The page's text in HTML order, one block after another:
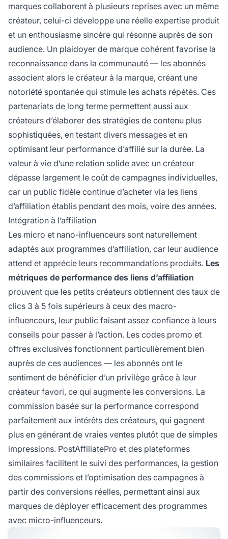
marques collaborent à plusieurs reprises avec un même
créateur, celui-ci développe une réelle expertise produit
et un enthousiasme sincère qui résonne auprès de son
audience. Un plaidoyer de marque cohérent favorise la
reconnaissance dans la communauté — les abonnés
associent alors le créateur à la marque, créant une
notoriété spontanée qui stimule les achats répétés. Ces
partenariats de long terme permettent aussi aux
créateurs d’élaborer des stratégies de contenu plus
sophistiquées, en testant divers messages et en
optimisant leur performance d’affilié sur la durée. La
valeur à vie d’une relation solide avec un créateur
dépasse largement le coût de campagnes individuelles,
car un public fidèle continue d’acheter via les liens
d’affiliation établis pendant des mois, voire des années.
Intégration à l’affiliation
Les micro et nano-influenceurs sont naturellement
adaptés aux programmes d’affiliation, car leur audience
attend et apprécie leurs recommandations produits. Les
métriques de performance des liens d’affiliation
prouvent que les petits créateurs obtiennent des taux de
clics 3 à 5 fois supérieurs à ceux des macro-
influenceurs, leur public faisant assez confiance à leurs
conseils pour passer à l’action. Les codes promo et
offres exclusives fonctionnent particulièrement bien
auprès de ces audiences — les abonnés ont le
sentiment de bénéficier d’un privilège grâce à leur
créateur favori, ce qui augmente les conversions. La
commission basée sur la performance correspond
parfaitement aux intérêts des créateurs, qui gagnent
plus en générant de vraies ventes plutôt que de simples
impressions. PostAffiliatePro et des plateformes
similaires facilitent le suivi des performances, la gestion
des commissions et l’optimisation des campagnes à
partir des conversions réelles, permettant ainsi aux
marques de déployer efficacement des programmes
avec micro-influenceurs.